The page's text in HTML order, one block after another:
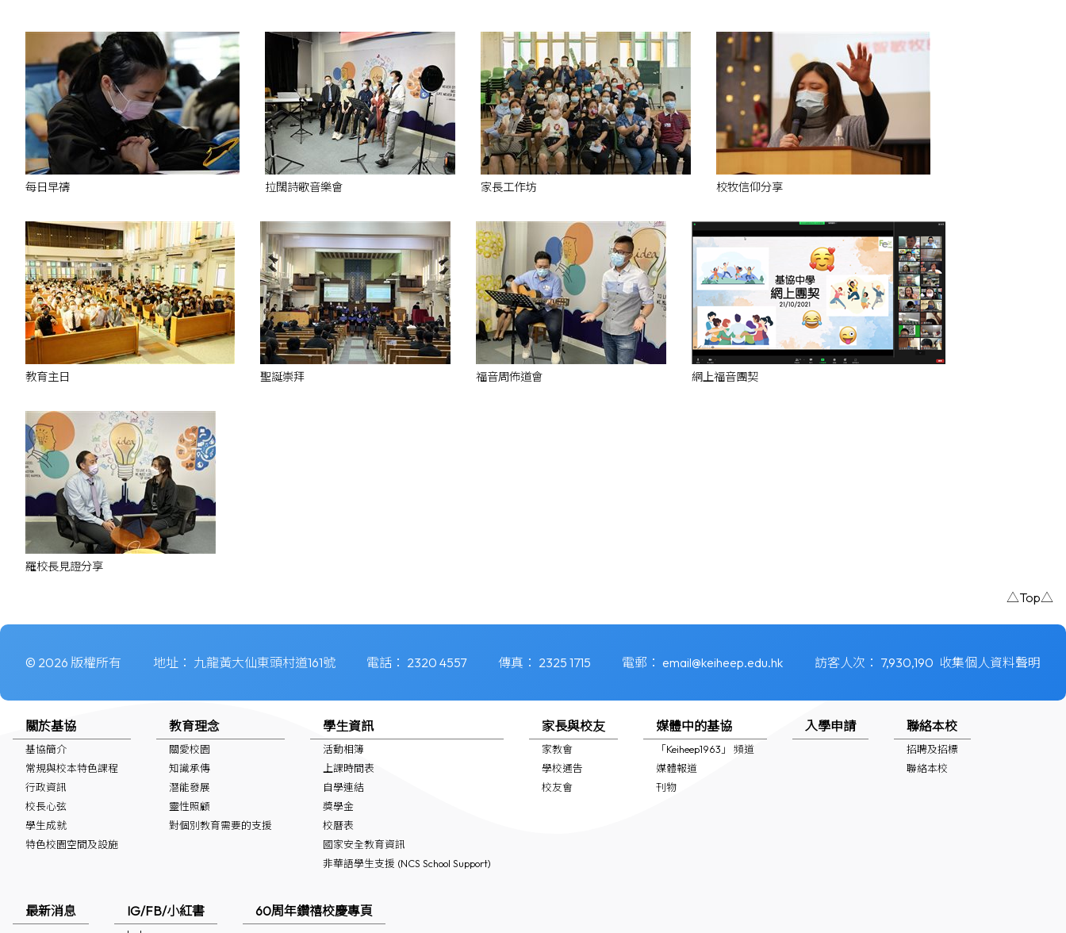
每日早禱 拉闊詩歌音樂會 家長工作坊 校牧信仰分享
教育主日 聖誕崇拜 福音周佈道會 網上福音團契
羅校長見證分享
△Top△
© 2026 版權所有 地址： 九龍黃大仙東頭村道161號 電話： 2320 4557 傳真： 2325 1715 電郵： email@keiheep.edu.hk 訪客人次： 7,930,190 收集個人資料聲明
關於基協
基協簡介
常規與校本特色課程
行政資訊
校長心弦
學生成就
特色校園空間及設施
教育理念
關愛校園
知識承傳
潛能發展
靈性照顧
對個別教育需要的支援
學生資訊
活動相簿
上課時間表
自學連結
獎學金
校曆表
國家安全教育資訊
非華語學生支援 (NCS School Support)
家長與校友
家教會
學校通告
校友會
媒體中的基協
「Keiheep1963」 頻道
媒體報道
刊物
入學申請 聯絡本校
招聘及招標
聯絡本校
最新消息 IG/FB/小紅書 60周年鑽禧校慶專頁